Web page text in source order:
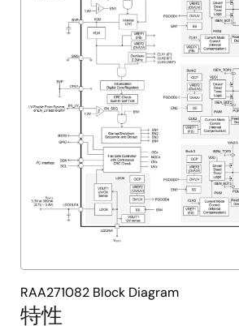
特性
RAA271082 Block Diagram